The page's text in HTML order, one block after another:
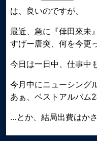
は、良いのですが、
最近、急に『倖田來未
すげー唐突、何を今更
今日は一日中、仕事中
今月中にニューシング
あぁ、ベストアルバム
…とか、結局出費はか